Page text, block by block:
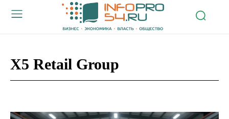
X5 Retail Group